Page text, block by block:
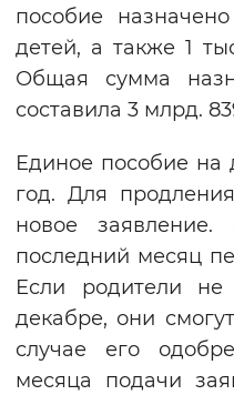
пособие
детей, а также 1
Общая сумма
составила 3 млрд.
Единое пособие на
год. Для
новое
последний месяц
Если родители
декабре, они
случае его
месяца подачи